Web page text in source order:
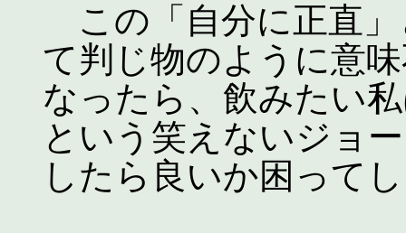
この「自分に正直」
て判じ物のように意
なったら、飲みたい
という笑えないジョ
したら良いか困って